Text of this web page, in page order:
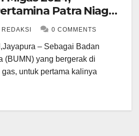
Patra Niaga
Maluku Terhadap
REDAKSI 0 COMMENTS
– Sebagai Badan
(BUMN) yang bergerak di
untuk pertama kalinya